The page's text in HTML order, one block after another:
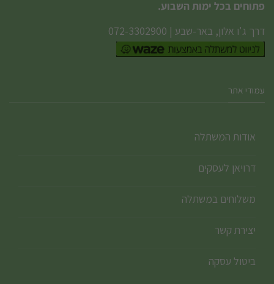
פתוחים בכל ימות השבוע.
דרך ג'ו אלון, באר-שבע |
072-3302900
עמודי אתר
אודות המשתלה
דרויאן לעסקים
משלוחים במשתלה
יצירת קשר
ביטול עסקה